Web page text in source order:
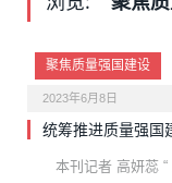
聚焦质量强国建设
2023年6月8日
统筹推进质量强国
本刊记者 高妍蕊 “